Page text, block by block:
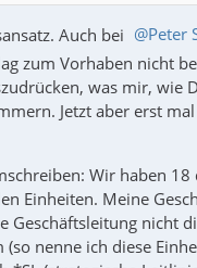
Auch bei Peter
zum Vorhaben nicht
was mir, wie
Jetzt aber erst
Wir haben 18
Einheiten. Meine
Geschäftsleitung nicht
nenne ich diese